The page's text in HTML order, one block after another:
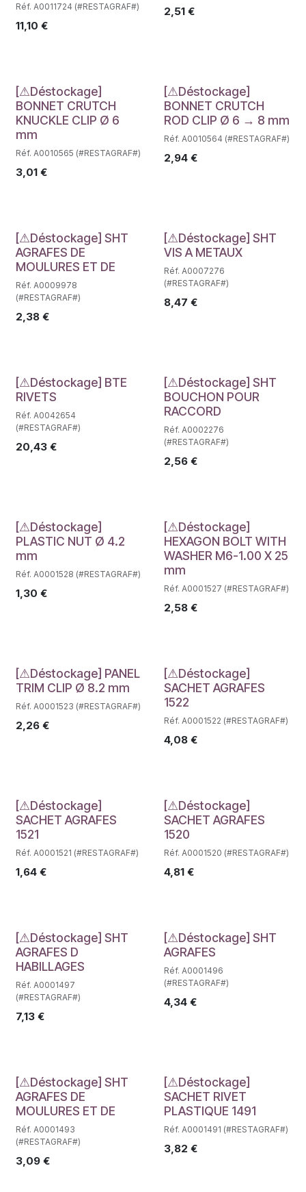
Réf. A0011724 (#RESTAGRAF#)
11,10 €
2,51€
Déstockage
[⚠Déstockage]
BONNET CRUTCH
KNUCKLE CLIP Ø 6
mm
Réf. A0010565 (#RESTAGRAF#)
3,01 €
Déstockage
[⚠Déstockage]
BONNET CRUTCH
ROD CLIP Ø 6 → 8 mm
Réf. A0010564 (#RESTAGRAF#)
2,94€
Déstockage
[⚠Déstockage] SHT
AGRAFES DE
MOULURES ET DE
Réf. A0009978
(#RESTAGRAF#)
2,38 €
Déstockage
[⚠Déstockage] SHT
VIS A METAUX
Réf. A0007276
(#RESTAGRAF#)
8,47 €
Déstockage
[⚠Déstockage] BTE
RIVETS
Réf. A0042654
(#RESTAGRAF#)
20,43 €
Déstockage
[⚠Déstockage] SHT
BOUCHON POUR
RACCORD
Réf. A0002276
(#RESTAGRAF#)
2,56€
Déstockage
[⚠Déstockage]
PLASTIC NUT Ø 4.2
mm
Réf. A0001528 (#RESTAGRAF#)
1,30 €
Déstockage
[⚠Déstockage]
HEXAGON BOLT WITH
WASHER M6-1.00 X 25
mm
Réf. A0001527 (#RESTAGRAF#)
2,58€
Déstockage
[⚠Déstockage] PANEL
TRIM CLIP Ø 8.2 mm
Réf. A0001523 (#RESTAGRAF#)
2,26 €
Déstockage
[⚠Déstockage]
SACHET AGRAFES
1522
Réf. A0001522 (#RESTAGRAF#)
4,08€
Déstockage
[⚠Déstockage]
SACHET AGRAFES
1521
Réf. A0001521 (#RESTAGRAF#)
1,64 €
Déstockage
[⚠Déstockage]
SACHET AGRAFES
1520
Réf. A0001520 (#RESTAGRAF#)
4,81€
Déstockage
[⚠Déstockage] SHT
AGRAFES D
HABILLAGES
Réf. A0001497
(#RESTAGRAF#)
7,13 €
Déstockage
[⚠Déstockage] SHT
AGRAFES
Réf. A0001496
(#RESTAGRAF#)
4,34€
Déstockage
[⚠Déstockage] SHT
AGRAFES DE
MOULURES ET DE
Réf. A0001493
(#RESTAGRAF#)
3,09 €
Déstockage
[⚠Déstockage]
SACHET RIVET
PLASTIQUE 1491
Réf. A0001491 (#RESTAGRAF#)
3,82 €